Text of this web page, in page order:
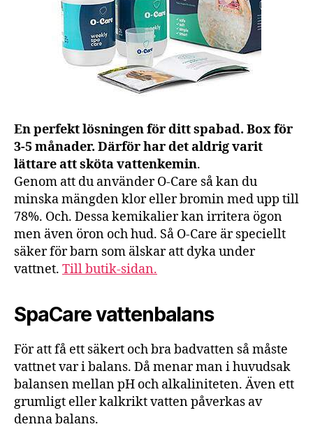
En perfekt lösningen för ditt spabad. Box för
3-5 månader. Därför har det aldrig varit
lättare att sköta vattenkemin.
Genom att du använder O-Care så kan du
minska mängden klor eller bromin med upp till
78%. Och. Dessa kemikalier kan irritera ögon
men även öron och hud. Så O-Care är speciellt
säker för barn som älskar att dyka under
vattnet. Till butik-sidan.
SpaCare vattenbalans
För att få ett säkert och bra badvatten så måste
vattnet var i balans. Då menar man i huvudsak
balansen mellan pH och alkaliniteten. Även ett
grumligt eller kalkrikt vatten påverkas av
denna balans.